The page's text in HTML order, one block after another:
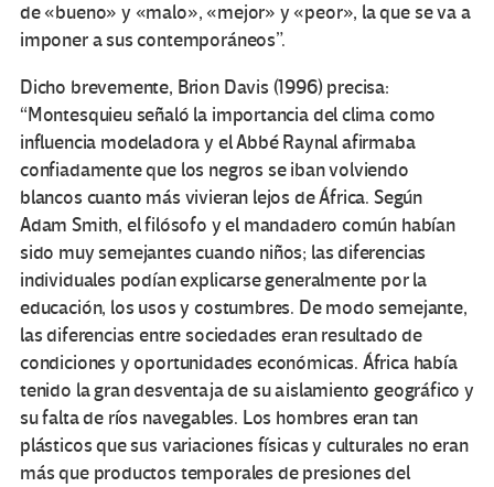
de «bueno» y «malo», «mejor» y «peor», la que se va a
imponer a sus contemporáneos”.
Dicho brevemente, Brion Davis (1996) precisa:
“Montesquieu señaló la importancia del clima como
influencia modeladora y el Abbé Raynal afirmaba
confiadamente que los negros se iban volviendo
blancos cuanto más vivieran lejos de África. Según
Adam Smith, el filósofo y el mandadero común habían
sido muy semejantes cuando niños; las diferencias
individuales podían explicarse generalmente por la
educación, los usos y costumbres. De modo semejante,
las diferencias entre sociedades eran resultado de
condiciones y oportunidades económicas. África había
tenido la gran desventaja de su aislamiento geográfico y
su falta de ríos navegables. Los hombres eran tan
plásticos que sus variaciones físicas y culturales no eran
más que productos temporales de presiones del